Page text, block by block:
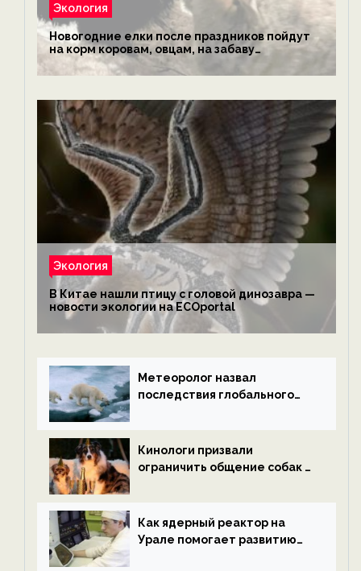
Экология
Новогодние елки после праздников пойдут
на корм коровам, овцам, на забаву
обезьянам, львам и леопардам — новости
экологии на ECOportal
Экология
В Китае нашли птицу с головой динозавра —
новости экологии на ECOportal
Метеоролог назвал
последствия глобального
ECOportal
Кинологи призвали
ограничить общение собак с
ECOportal
Как ядерный реактор на
Урале помогает развитию